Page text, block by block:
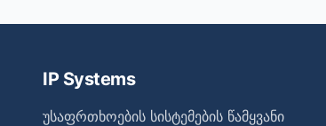
IP Systems
უსაფრთხოების სისტემების წამყვანი